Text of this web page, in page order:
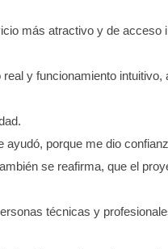
más atractivo y de acceso
y funcionamiento intuitivo,
ayudó, porque me dio
se reafirma, que el
técnicas y